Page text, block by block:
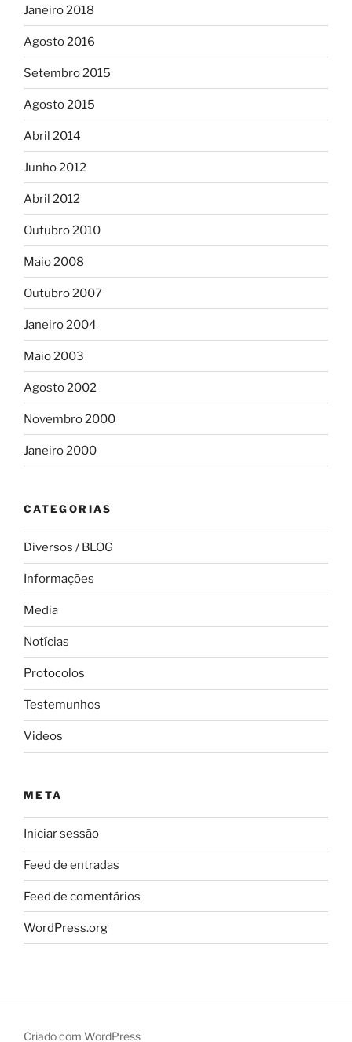
Janeiro 2018
Agosto 2016
Setembro 2015
Agosto 2015
Abril 2014
Junho 2012
Abril 2012
Outubro 2010
Maio 2008
Outubro 2007
Janeiro 2004
Maio 2003
Agosto 2002
Novembro 2000
Janeiro 2000
CATEGORIAS
Diversos / BLOG
Informações
Media
Notícias
Protocolos
Testemunhos
Videos
META
Iniciar sessão
Feed de entradas
Feed de comentários
WordPress.org
Criado com WordPress